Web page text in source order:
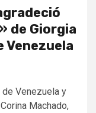
de Giorgia
Venezuela
Venezuela y
Machado,